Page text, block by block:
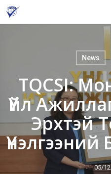
Skip
main
News
TQCSI:
Үйл
Эрхтэй
Үнэлгээний
05/